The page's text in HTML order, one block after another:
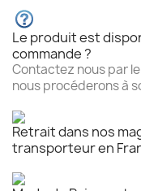
Le produit est
commande ?
Contactez nous par
nous procéderons à
Retrait dans nos
transporteur en